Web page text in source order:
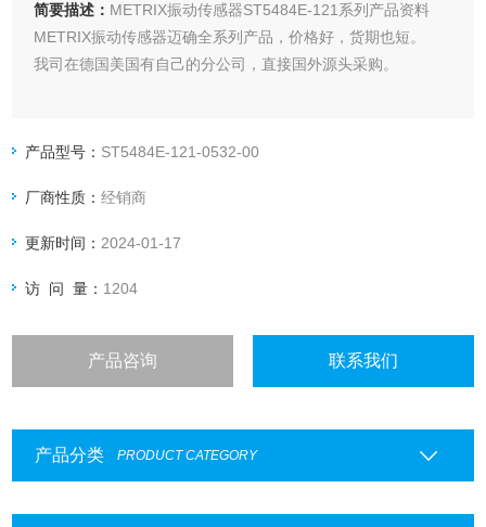
简要描述： METRIX振动传感器ST5484E-121系列产品资料
METRIX振动传感器迈确全系列产品，价格好，货期也短。
我司在德国美国有自己的分公司，直接国外源头采购。
产品型号： ST5484E-121-0532-00
厂商性质：经销商
更新时间： 2024-01-17
访 问 量： 1204
产品咨询 联系我们
产品分类 PRODUCT CATEGORY